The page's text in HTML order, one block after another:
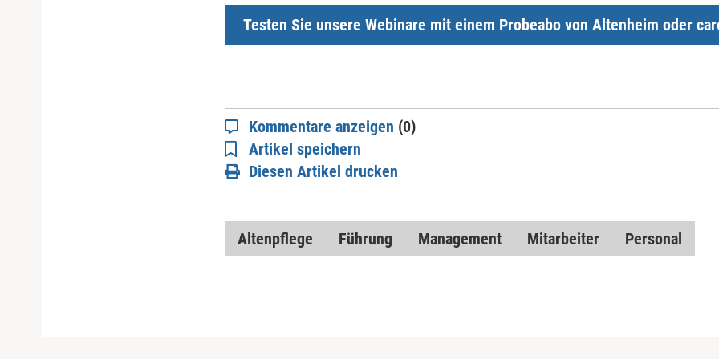
Testen Sie unsere Webinare mit einem Probeabo von Altenheim oder
Kommentare anzeigen (0)
Artikel speichern
Diesen Artikel drucken
Altenpflege Führung Management Mitarbeiter Personal